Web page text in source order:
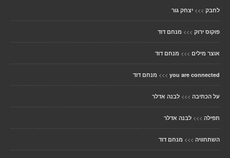
לחבק >>> יצחק גור
פוקוס ירוק >>> מנחם דוד
אוצר מילים >>> מנחם דוד
you are connected
>>> מנחם דוד
על הכתיבה >>> לבנה אדלר
תפילה >>> לבנה אדלר
השתחוויה >>> מנחם דוד